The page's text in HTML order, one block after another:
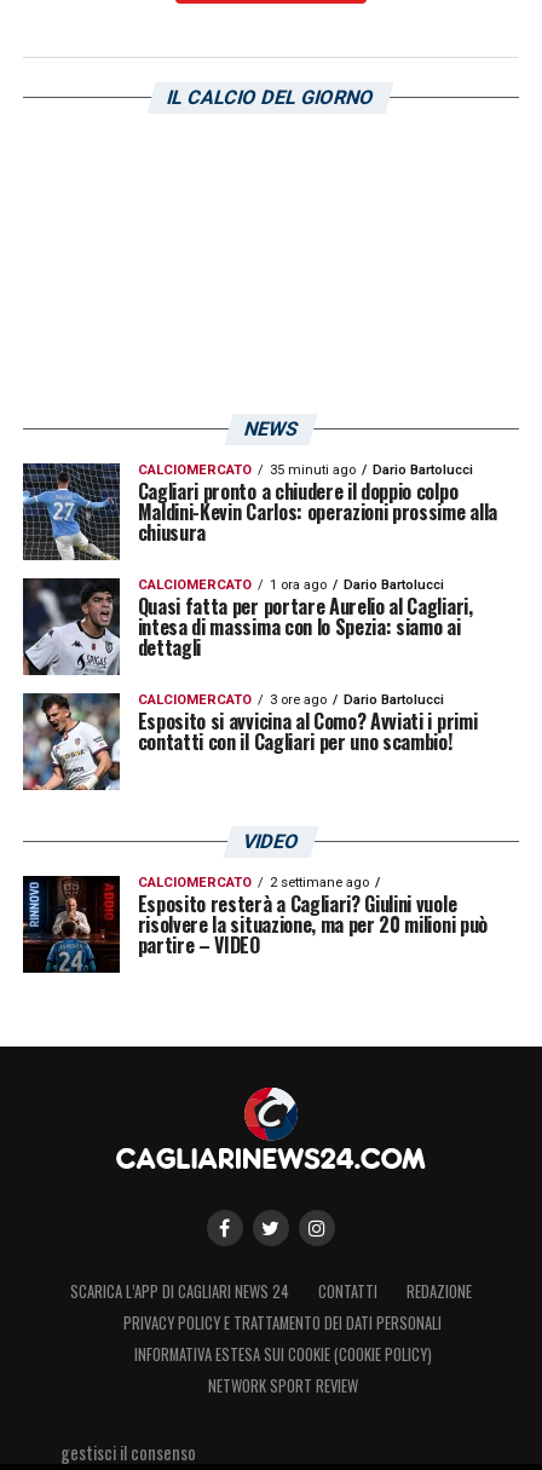
IL CALCIO DEL GIORNO
NEWS
CALCIOMERCATO 35 minuti ago Dario Bartolucci
Cagliari pronto a chiudere il doppio colpo
Maldini-Kevin Carlos: operazioni prossime alla
chiusura
CALCIOMERCATO 1 ora ago Dario Bartolucci
Quasi fatta per portare Aurelio al Cagliari,
intesa di massima con lo Spezia: siamo ai
dettagli
CALCIOMERCATO 3 ore ago Dario Bartolucci
Esposito si avvicina al Como? Avviati i primi
contatti con il Cagliari per uno scambio!
VIDEO
CALCIOMERCATO 2 settimane ago
Esposito resterà a Cagliari? Giulini vuole
risolvere la situazione, ma per 20 milioni può
partire – VIDEO
SCARICA L’APP DI CAGLIARI NEWS 24 CONTATTI
REDAZIONE
PRIVACY POLICY E TRATTAMENTO DEI DATI PERSONALI
INFORMATIVA ESTESA SUI COOKIE (COOKIE POLICY)
NETWORK SPORT REVIEW
gestisci il consenso